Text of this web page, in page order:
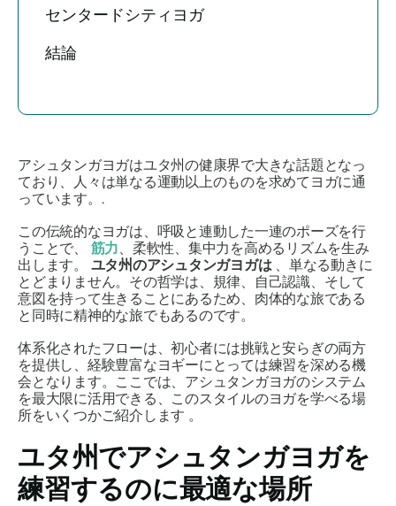
センタードシティヨガ
結論
アシュタンガヨガはユタ州の健康界で大きな話題となっ
ており、人々は単なる運動以上のものを求めてヨガに通
っています。.
この伝統的なヨガは、呼吸と連動した一連のポーズを行
うことで、 筋力、柔軟性、集中力を高めるリズムを生み
出します。
ユタ州のアシュタンガヨガは、単なる動きに
とどまりません。その哲学は、規律、自己認識、そして
意図を持って生きることにあるため、肉体的な旅である
と同時に精神的な旅でもあるのです。
体系化されたフローは、初心者には挑戦と安らぎの両方
を提供し、経験豊富なヨギーにとっては練習を深める機
会となります。ここでは、アシュタンガヨガのシステム
を最大限に活用できる、このスタイルのヨガを学べる場
所をいくつかご紹介します 。
ユタ州でアシュタンガヨガを
練習するのに最適な場所